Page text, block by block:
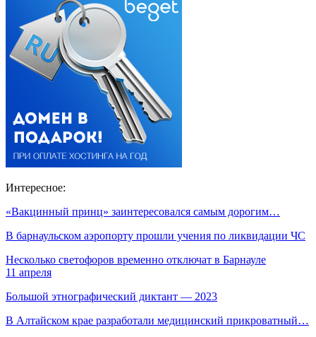
Интересное:
«Вакцинный принц» заинтересовался самым дорогим…
В барнаульском аэропорту прошли учения по ликвидации ЧС
Несколько светофоров временно отключат в Барнауле
11 апреля
Большой этнографический диктант — 2023
В Алтайском крае разработали медицинский прикроватный…